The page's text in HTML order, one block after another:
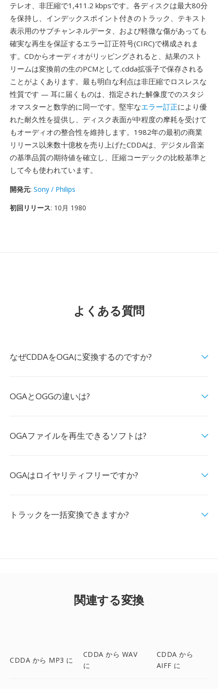
テレオ、非圧縮で1,411.2 kbpsです。各ディスクは最大80分
を保持し、インデックスポイント付きのトラック、テキスト
表示用のサブチャンネルデータ、および軽微な傷があっても
確実な再生を保証するエラー訂正符号(CIRC)で構成されま
す。CDからオーディオがリッピングされると、結果のスト
リームは変換前の生のPCMとして.cdda拡張子で保存される
ことがよくあります。最も明白な利点は非圧縮でロスレスな
性質です — 耳に届くものは、指定された解像度でのスタジ
オマスターと数学的に同一です。堅牢なエラー訂正により優
れた耐久性を提供し、ディスク表面が中程度の摩耗を受けて
もオーディオの整合性を維持します。1982年の最初の商業
リリース以来数十億枚を売り上げたCDDAは、デジタル音楽
の基準品質の期待値を確立し、圧縮コーデックの比較基準と
して今も使われています。
開発元: Sony / Philips
初回リリース: 10月 1980
よくある質問
なぜCDDAをOGAに変換するのですか?
OGAとOGGの違いは?
OGAファイルを再生できるソフトは?
OGAはロイヤリティフリーですか?
トラックを一括変換できますか?
関連する変換
CDDA から MP3 に
CDDA から WAV
に
CDDA から
AIFF に